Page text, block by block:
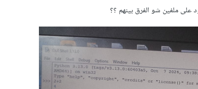
ملفين شو الفرق بينهم ؟؟